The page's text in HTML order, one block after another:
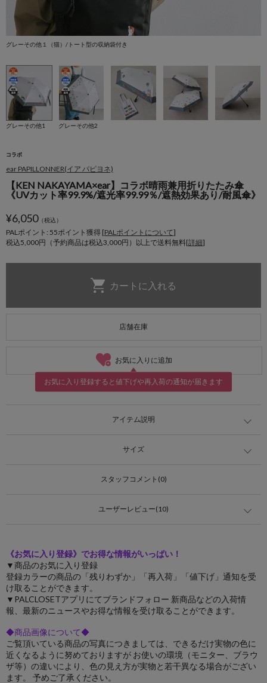
グレーその他１（猫）/トート型の収納袋付き
グレーその他1 グレーその他2
コラボ
ear PAPILLONNER(イア パピヨネ)
【KEN NAKAYAMA×ear】コラボ晴雨兼用折りたたみ傘
《UVカット率99.9%/遮光率99.99％/遮熱効果あり/耐風傘》
¥6,050（税込）
PALポイント: 55ポイント獲得 [PALポイントについて]
税込5,000円（予約商品は税込3,000円）以上で送料無料[詳細]
店舗在庫
お気に入りに追加
お気に入り登録すると値下げや再入荷の通知が届きます
アイテム説明
サイズ
スタッフコメント(0)
ユーザーレビュー(10)
《お気に入り登録》でお得な情報がいっぱい！
▼商品のお気に入り登録
登録カラーの商品の「残りわずか」「再入荷」「値下げ」通知を受
け取ることができます。
▼PALCLOSETアプリにてブランドフォロー 新商品などの入荷情
報、最新のニュースやお得な情報を受け取ることができます。
◆商品画像について◆
ご覧頂いている商品の写真につきましては、できるだけ実物の色に
近くなるように努めておりますが お使いの環境（モニター、ブラウ
ザ等）の違いにより、色の見え方が実物と若干異なる場合がござい
ます。 予めご了承ください。